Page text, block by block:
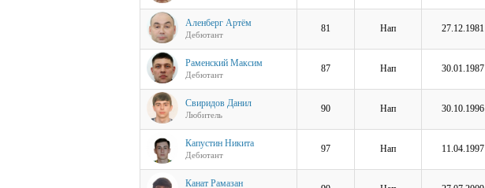
Аленберг Артём
Дебютант
81 Нап 27.12.1981
Раменский Максим
Дебютант
87 Нап 30.01.1987
Свиридов Данил
Любитель
90 Нап 30.10.1996
Капустин Никита
Дебютант
97 Нап 11.04.1997
Канат Рамазан